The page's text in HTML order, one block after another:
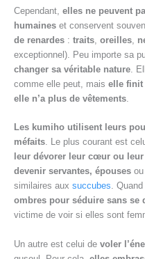
Cependant, elles ne peuvent
humaines et conservent
de renardes : traits oreilles
exceptionnel). Peu importe sa
changer sa véritable nature .
comme elle peut, mais elle finit
elle n’a plus de vêtements
Les kumiho utilisent leurs
méfaits. Le plus courant est
leur dévorer leur cœur ou
devenir servantes, épouses
similaires aux succubes.
ombres pour séduire sans se
victime de voir si elles sont
Un autre est celui de voler